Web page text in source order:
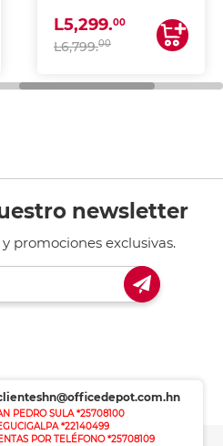
ESCANEA)
L5,299.00
L6,799.00
newsletter
promociones exclusivas.
PEDRO SULA *25708100
*22140499
POR TELÉFONO *25708109